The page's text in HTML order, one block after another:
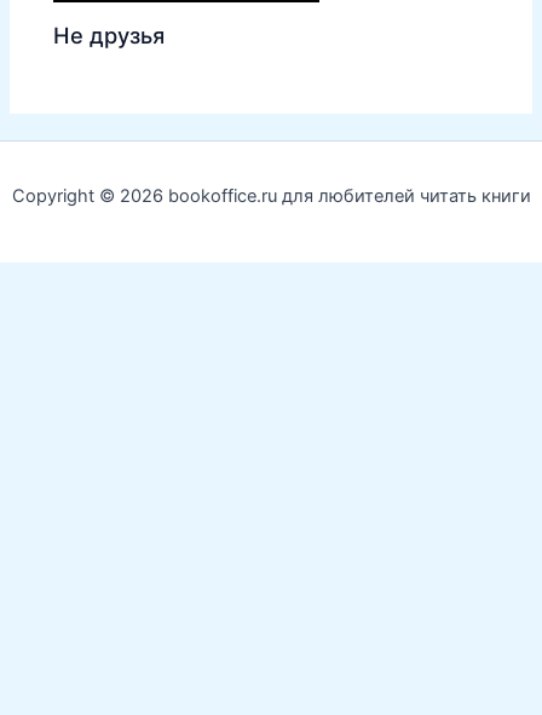
Не друзья
Copyright © 2026 bookoffice.ru для любителей читать книги